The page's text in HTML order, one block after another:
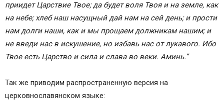
приидет Царствие Твое; да будет воля Твоя и на земле, как
на небе; хлеб наш насущный дай нам на сей день; и прости
нам долги наши, как и мы прощаем должникам нашим; и
не введи нас в искушение, но избавь нас от лукавого. Ибо
Твое есть Царство и сила и слава во веки. Аминь.”
Так же приводим распространенную версия на
церковнославянском языке: